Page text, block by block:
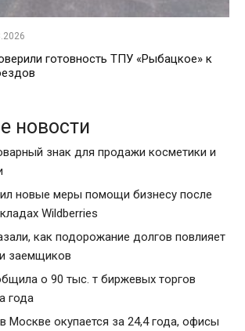
готовность ТПУ «Рыбацкое» к
новости
знак для продажи косметики и
новые меры помощи бизнесу после
Wildberries
как подорожание долгов повлияет
заемщиков
о 90 тыс. т биржевых торгов
года
Москве окупается за 24,4 года, офисы